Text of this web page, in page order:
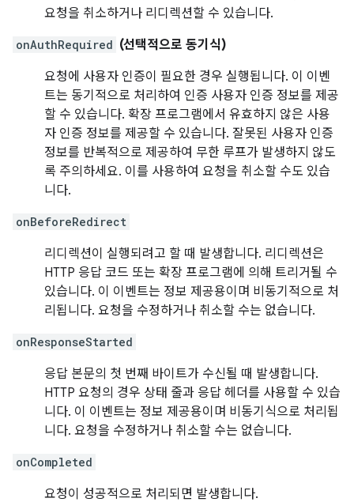
요청을 취소하거나 리디렉션할 수 있습니다.
onAuthRequired (선택적으로 동기식)
요청에 사용자 인증이 필요한 경우 실행됩니다. 이 이벤
트는 동기적으로 처리하여 인증 사용자 인증 정보를 제공
할 수 있습니다. 확장 프로그램에서 유효하지 않은 사용
자 인증 정보를 제공할 수 있습니다. 잘못된 사용자 인증
정보를 반복적으로 제공하여 무한 루프가 발생하지 않도
록 주의하세요. 이를 사용하여 요청을 취소할 수도 있습
니다.
onBeforeRedirect
리디렉션이 실행되려고 할 때 발생합니다. 리디렉션은
HTTP 응답 코드 또는 확장 프로그램에 의해 트리거될 수
있습니다. 이 이벤트는 정보 제공용이며 비동기적으로 처
리됩니다. 요청을 수정하거나 취소할 수는 없습니다.
onResponseStarted
응답 본문의 첫 번째 바이트가 수신될 때 발생합니다.
HTTP 요청의 경우 상태 줄과 응답 헤더를 사용할 수 있습
니다. 이 이벤트는 정보 제공용이며 비동기식으로 처리됩
니다. 요청을 수정하거나 취소할 수는 없습니다.
onCompleted
요청이 성공적으로 처리되면 발생합니다.